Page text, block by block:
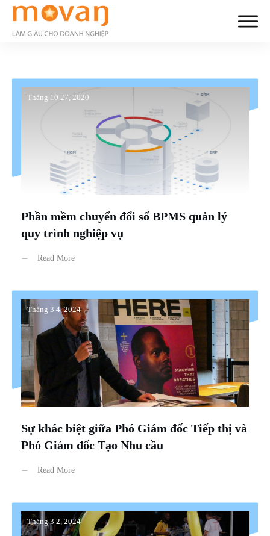
Tháng 10 27, 2020
Phần mềm chuyển đổi số BPMS quản lý
quy trình nghiệp vụ
Read More
Tháng 3 4, 2024
Sự khác biệt giữa Phó Giám đốc Tiếp thị và
Phó Giám đốc Tạo Nhu cầu
Read More
Tháng 3 2, 2024